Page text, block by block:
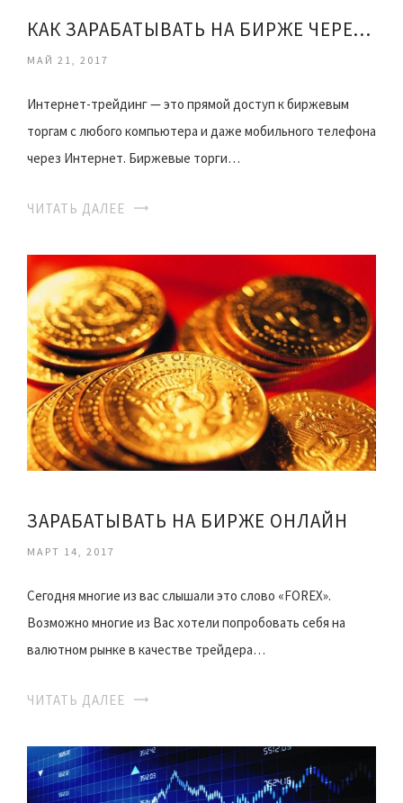
КАК ЗАРАБАТЫВАТЬ НА БИРЖЕ ЧЕРЕЗ ИНТЕРНЕТ
МАЙ 21, 2017
Интернет-трейдинг — это прямой доступ к биржевым
торгам c любого компьютера и даже мобильного телефона
через Интернет. Биржевые торги…
ЧИТАТЬ ДАЛЕЕ
ЗАРАБАТЫВАТЬ НА БИРЖЕ ОНЛАЙН
МАРТ 14, 2017
Сегодня многие из вас слышали это слово «FOREX».
Возможно многие из Вас хотели попробовать себя на
валютном рынке в качестве трейдера…
ЧИТАТЬ ДАЛЕЕ